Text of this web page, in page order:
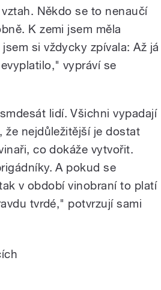
Někdo se to nenaučí
K zemi jsem měla
si vždycky zpívala: Až já
vypráví se
lidí. Všichni vypadají
že nejdůležitější je dostat
co dokáže vytvořit.
A pokud se
v období vinobraní to platí
tvrdé," potvrzují sami